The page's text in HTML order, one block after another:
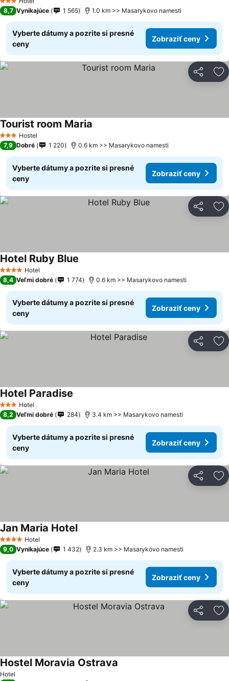
3 Počet hviezdičiek
8,7 Vynikajúce 1 565 1.0 km >> Masarykovo namesti
Vyberte dátumy a pozrite si presné
ceny
Zobraziť ceny
Zdieľať
3 Počet hviezdičiek
Hostel
Tourist room Maria
7,9 Dobré 1 220 0.6 km >> Masarykovo namesti
Vyberte dátumy a pozrite si presné
ceny
Zobraziť ceny
Zdieľať
4 Počet hviezdičiek
Hotel
Hotel Ruby Blue
8,4 Veľmi dobré 1 774 0.6 km >> Masarykovo namesti
Vyberte dátumy a pozrite si presné
ceny
Zobraziť ceny
Zdieľať
3 Počet hviezdičiek
Hotel
Hotel Paradise
8,2 Veľmi dobré 284 3.4 km >> Masarykovo namesti
Vyberte dátumy a pozrite si presné
ceny
Zobraziť ceny
Zdieľať
4 Počet hviezdičiek
Hotel
Jan Maria Hotel
9,0 Vynikajúce 1 432 2.3 km >> Masarykovo namesti
Vyberte dátumy a pozrite si presné
ceny
Zobraziť ceny
Zdieľať
Hotel
Hostel Moravia Ostrava